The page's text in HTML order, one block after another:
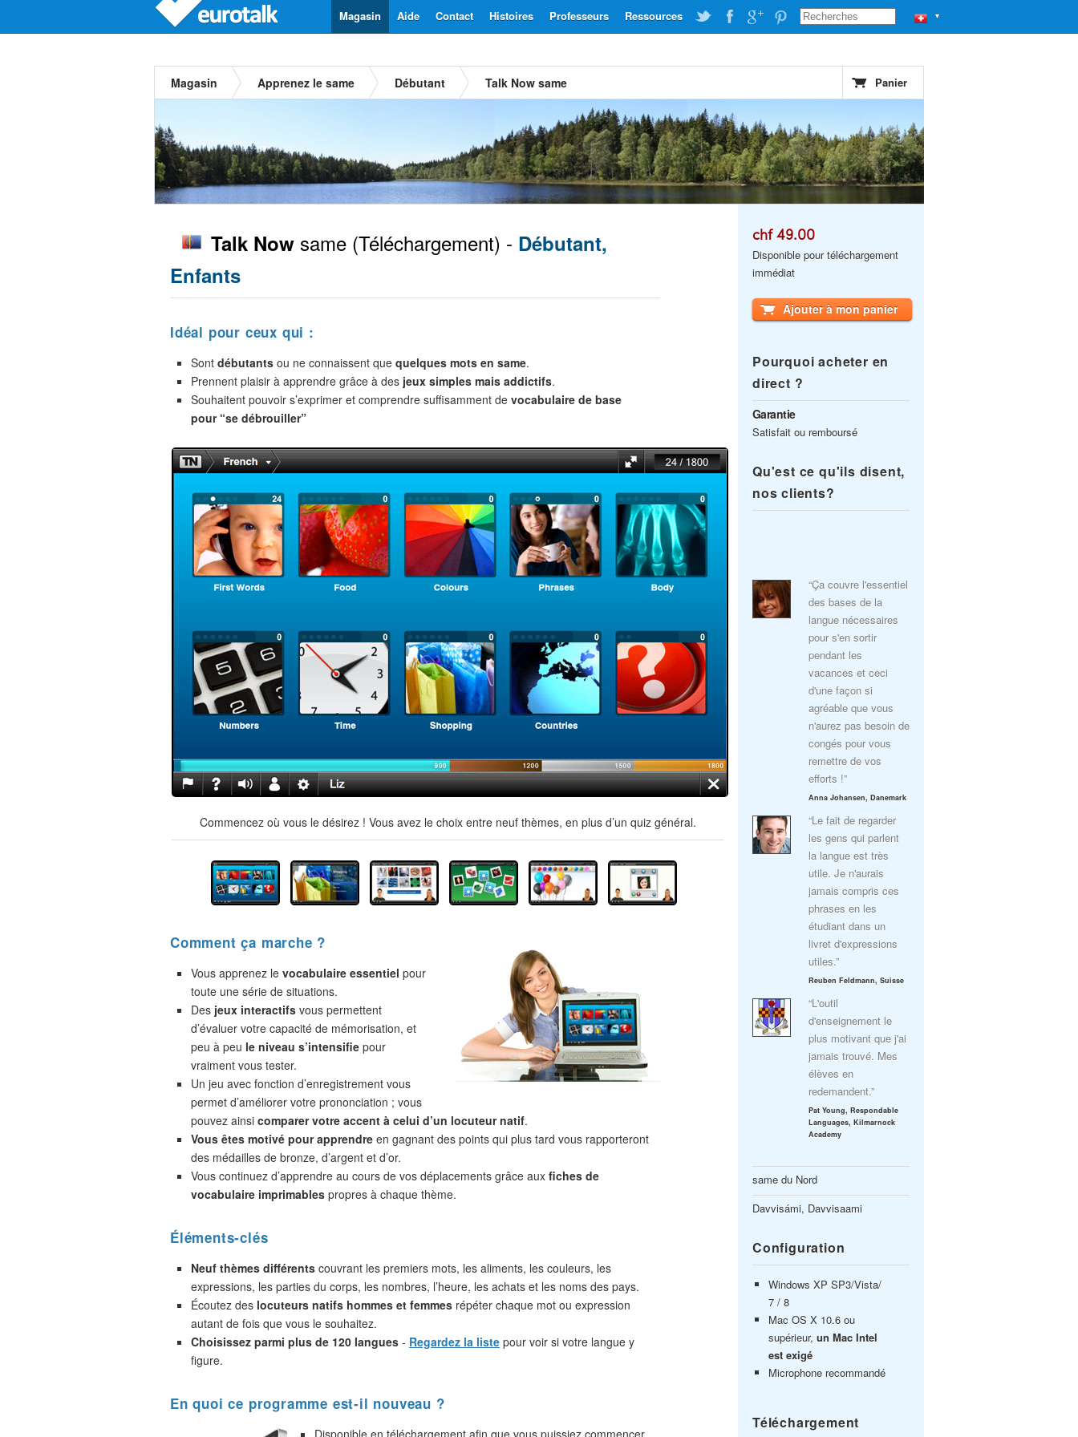
▼
Ressources
Professeurs
Histoires
Contact
Aide
Magasin
Magasin Apprenez le same Débutant Talk Now same Panier
Talk Now same (Téléchargement) - Débutant,
Enfants
Idéal pour ceux qui :
Sont débutants ou ne connaissent que quelques mots en same.
Prennent plaisir à apprendre grâce à des jeux simples mais addictifs.
Souhaitent pouvoir s’exprimer et comprendre suffisamment de vocabulaire de base
pour “se débrouiller”
Commencez où vous le désirez ! Vous avez le choix entre neuf thèmes, en plus d’un quiz général.
Comment ça marche ?
Vous apprenez le vocabulaire essentiel pour
toute une série de situations.
Des jeux interactifs vous permettent
d’évaluer votre capacité de mémorisation, et
peu à peu le niveau s’intensifie pour
vraiment vous tester.
Un jeu avec fonction d’enregistrement vous
permet d’améliorer votre prononciation ; vous
pouvez ainsi comparer votre accent à celui d’un locuteur natif.
Vous êtes motivé pour apprendre en gagnant des points qui plus tard vous rapporteront
des médailles de bronze, d’argent et d’or.
Vous continuez d’apprendre au cours de vos déplacements grâce aux fiches de
vocabulaire imprimables propres à chaque thème.
Éléments-clés
Neuf thèmes différents couvrant les premiers mots, les aliments, les couleurs, les
expressions, les parties du corps, les nombres, l’heure, les achats et les noms des pays.
Écoutez des locuteurs natifs hommes et femmes répéter chaque mot ou expression
autant de fois que vous le souhaitez.
Choisissez parmi plus de 120 langues - Regardez la liste pour voir si votre langue y
figure.
En quoi ce programme est-il nouveau ?
Disponible en téléchargement afin que vous puissiez commencer
chf 49.00
Disponible pour téléchargement
immédiat
Ajouter à mon panier
Pourquoi acheter en
direct ?
Garantie
Satisfait ou remboursé
Qu'est ce qu'ils disent,
nos clients?
“Ça couvre l'essentiel
des bases de la
langue nécessaires
pour s'en sortir
pendant les
vacances et ceci
d'une façon si
agréable que vous
n'aurez pas besoin de
congés pour vous
remettre de vos
efforts !”
Anna Johansen, Danemark
“Le fait de regarder
les gens qui parlent
la langue est très
utile. Je n'aurais
jamais compris ces
phrases en les
étudiant dans un
livret d'expressions
utiles.”
Reuben Feldmann, Suisse
“L'outil
d'enseignement le
plus motivant que j'ai
jamais trouvé. Mes
élèves en
redemandent.”
Pat Young, Respondable
Languages, Kilmarnock
Academy
same du Nord
Davvisámi, Davvisaami
Configuration
Windows XP SP3/Vista/
7 / 8
Mac OS X 10.6 ou
supérieur, un Mac Intel
est exigé
Microphone recommandé
Téléchargement